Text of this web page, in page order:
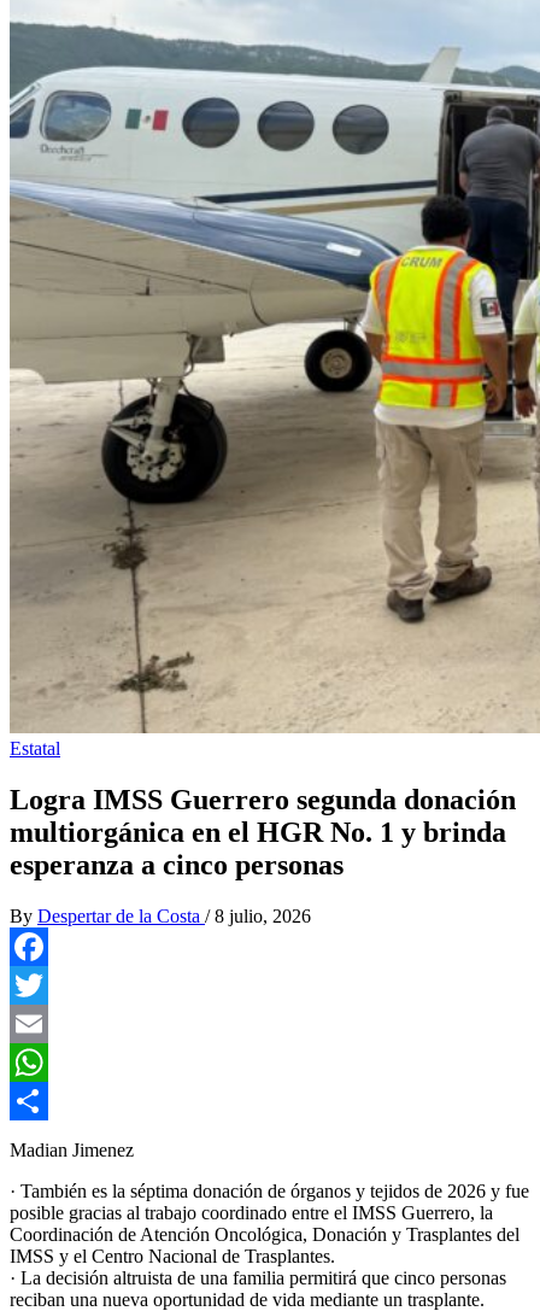
Estatal
Logra IMSS Guerrero segunda donación
multiorgánica en el HGR No. 1 y brinda
esperanza a cinco personas
By Despertar de la Costa / 8 julio, 2026
Facebook
Twitter
Email
WhatsApp
Compartir
Madian Jimenez
· También es la séptima donación de órganos y tejidos de 2026 y fue
posible gracias al trabajo coordinado entre el IMSS Guerrero, la
Coordinación de Atención Oncológica, Donación y Trasplantes del
IMSS y el Centro Nacional de Trasplantes.
· La decisión altruista de una familia permitirá que cinco personas
reciban una nueva oportunidad de vida mediante un trasplante.